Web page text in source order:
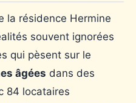
la résidence Hermine
souvent ignorées
qui pèsent sur le
âgées dans des
84 locataires